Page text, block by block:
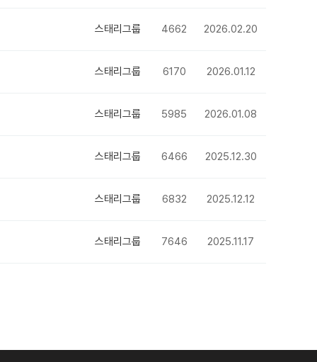
스태리그룹 4662 2026.02.20
스태리그룹 6170 2026.01.12
스태리그룹 5985 2026.01.08
스태리그룹 6466 2025.12.30
스태리그룹 6832 2025.12.12
스태리그룹 7646 2025.11.17